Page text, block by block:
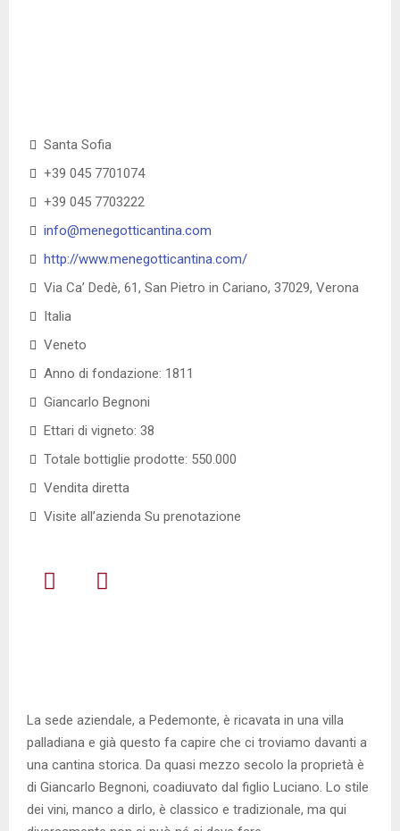
Santa Sofia
+39 045 7701074
+39 045 7703222
info@menegotticantina.com
http://www.menegotticantina.com/
Via Ca’ Dedè, 61, San Pietro in Cariano, 37029, Verona
Italia
Veneto
Anno di fondazione: 1811
Giancarlo Begnoni
Ettari di vigneto: 38
Totale bottiglie prodotte: 550.000
Vendita diretta
Visite all’azienda Su prenotazione
La sede aziendale, a Pedemonte, è ricavata in una villa
palladiana e già questo fa capire che ci troviamo davanti a
una cantina storica. Da quasi mezzo secolo la proprietà è
di Giancarlo Begnoni, coadiuvato dal figlio Luciano. Lo stile
dei vini, manco a dirlo, è classico e tradizionale, ma qui